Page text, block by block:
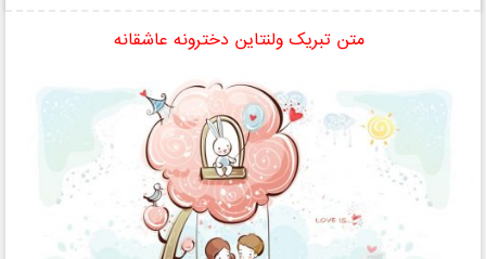
متن تبریک ولنتاین دخترونه عاشقانه